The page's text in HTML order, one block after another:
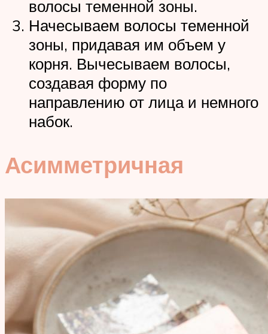
волосы теменной зоны.
Начесываем волосы теменной
зоны, придавая им объем у
корня. Вычесываем волосы,
создавая форму по
направлению от лица и немного
набок.
Асимметричная